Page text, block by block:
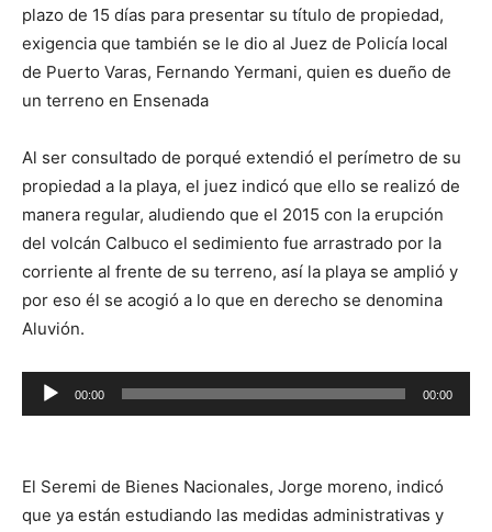
plazo de 15 días para presentar su título de propiedad,
exigencia que también se le dio al Juez de Policía local
de Puerto Varas, Fernando Yermani, quien es dueño de
un terreno en Ensenada
Al ser consultado de porqué extendió el perímetro de su
propiedad a la playa, el juez indicó que ello se realizó de
manera regular, aludiendo que el 2015 con la erupción
del volcán Calbuco el sedimiento fue arrastrado por la
corriente al frente de su terreno, así la playa se amplió y
por eso él se acogió a lo que en derecho se denomina
Aluvión.
Reproductor
de
00:00 00:00
El Seremi de Bienes Nacionales, Jorge moreno, indicó
que ya están estudiando las medidas administrativas y